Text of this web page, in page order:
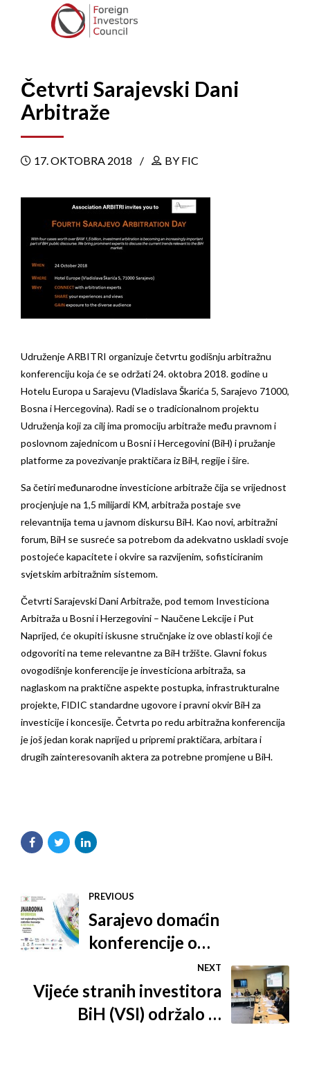
Četvrti Sarajevski Dani
Arbitraže
17. OKTOBRA 2018 BY FIC
Udruženje ARBITRI organizuje četvrtu godišnju arbitražnu
konferenciju koja će se održati 24. oktobra 2018. godine u
Hotelu Europa u Sarajevu (Vladislava Škarića 5, Sarajevo 71000,
Bosna i Hercegovina). Radi se o tradicionalnom projektu
Udruženja koji za cilj ima promociju arbitraže među pravnom i
poslovnom zajednicom u Bosni i Hercegovini (BiH) i pružanje
platforme za povezivanje praktičara iz BiH, regije i šire.
Sa četiri međunarodne investicione arbitraže čija se vrijednost
procjenjuje na 1,5 milijardi KM, arbitraža postaje sve
relevantnija tema u javnom diskursu BiH. Kao novi, arbitražni
forum, BiH se susreće sa potrebom da adekvatno uskladi svoje
postojeće kapacitete i okvire sa razvijenim, sofisticiranim
svjetskim arbitražnim sistemom.
Četvrti Sarajevski Dani Arbitraže, pod temom Investiciona
Arbitraža u Bosni i Herzegovini – Naučene Lekcije i Put
Naprijed, će okupiti iskusne stručnjake iz ove oblasti koji će
odgovoriti na teme relevantne za BiH tržište. Glavni fokus
ovogodišnje konferencije je investiciona arbitraža, sa
naglaskom na praktične aspekte postupka, infrastrukturalne
projekte, FIDIC standardne ugovore i pravni okvir BiH za
investicije i koncesije. Četvrta po redu arbitražna konferencija
je još jedan korak naprijed u pripremi praktičara, arbitara i
drugih zainteresovanih aktera za potrebne promjene u BiH.
PREVIOUS
Sarajevo domaćin
konferencije o
konkurentnosti
regionalnog tržišta,
značaju statistike i
NEXT
Vijeće stranih investitora
BiH (VSI) održalo 8.